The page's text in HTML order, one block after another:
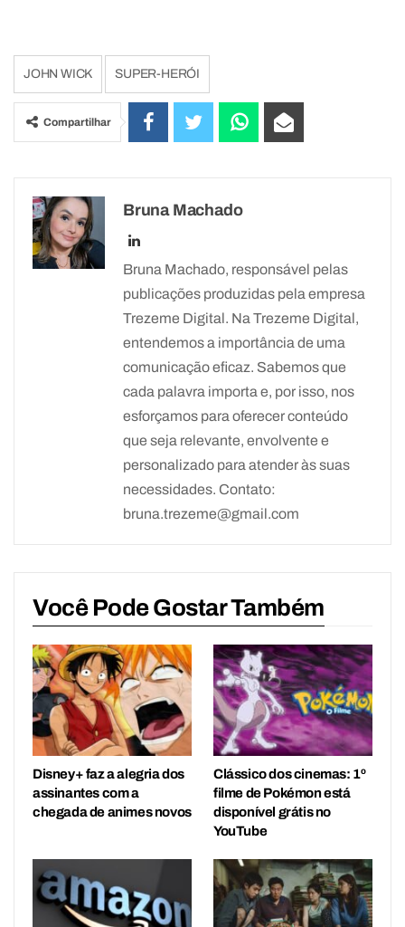
JOHN WICK SUPER-HERÓI
Compartilhar
Bruna Machado
Bruna Machado, responsável pelas
publicações produzidas pela empresa
Trezeme Digital. Na Trezeme Digital,
entendemos a importância de uma
comunicação eficaz. Sabemos que
cada palavra importa e, por isso, nos
esforçamos para oferecer conteúdo
que seja relevante, envolvente e
personalizado para atender às suas
necessidades. Contato:
bruna.trezeme@gmail.com
Você Pode Gostar Também
Disney+ faz a alegria dos
assinantes com a
chegada de animes novos
Clássico dos cinemas: 1º
filme de Pokémon está
disponível grátis no
YouTube